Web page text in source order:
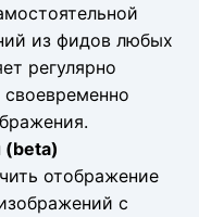
из фидов любых
регулярно
своевременно
(beta)
отображение
с